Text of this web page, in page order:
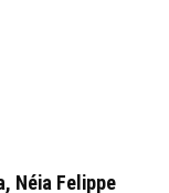
Néia Felippe